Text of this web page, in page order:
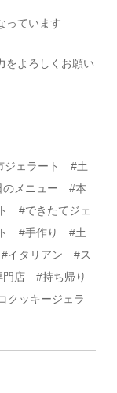
っています
よろしくお願い
ジェラート #土
のメニュー#本
ト#できたてジェ
ト#手作り#土
#イタリアン#ス
門店 #持ち帰り
ッキージェラ